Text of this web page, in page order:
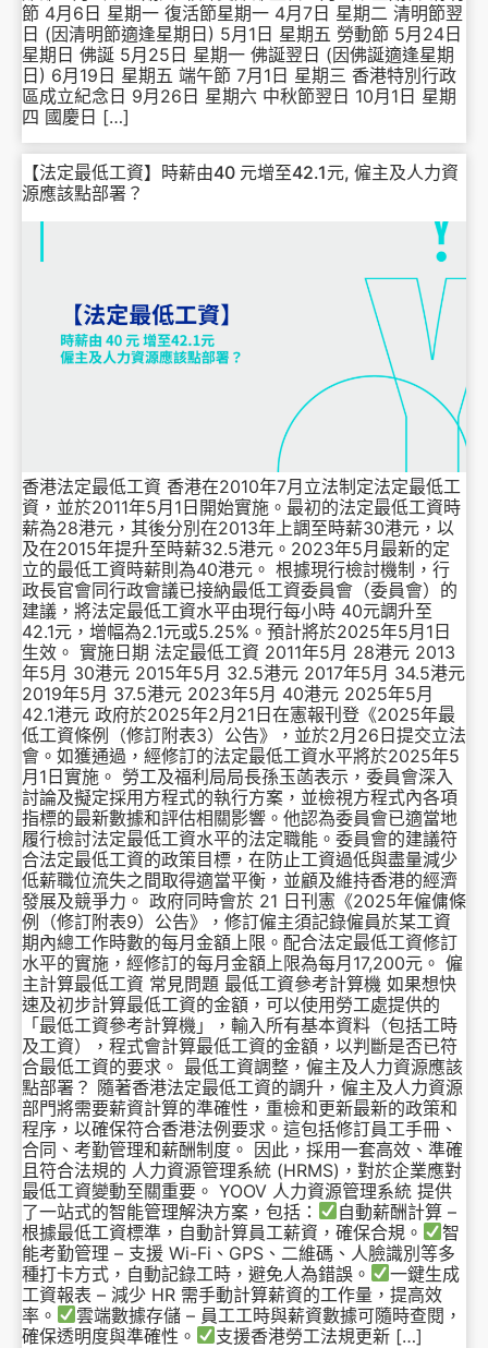
節 4月6日 星期一 復活節星期一 4月7日 星期二 清明節翌
日 (因清明節適逢星期日) 5月1日 星期五 勞動節 5月24日
星期日 佛誕 5月25日 星期一 佛誕翌日 (因佛誕適逢星期
日) 6月19日 星期五 端午節 7月1日 星期三 香港特別行政
區成立紀念日 9月26日 星期六 中秋節翌日 10月1日 星期
四 國慶日 […]
【法定最低工資】時薪由40 元增至42.1元, 僱主及人力資
源應該點部署？
香港法定最低工資 香港在2010年7月立法制定法定最低工
資，並於2011年5月1日開始實施。最初的法定最低工資時
薪為28港元，其後分別在2013年上調至時薪30港元，以
及在2015年提升至時薪32.5港元。2023年5月最新的定
立的最低工資時薪則為40港元。 根據現行檢討機制，行
政長官會同行政會議已接納最低工資委員會（委員會）的
建議，將法定最低工資水平由現行每小時 40元調升至
42.1元，增幅為2.1元或5.25%。預計將於2025年5月1日
生效。 實施日期 法定最低工資 2011年5月 28港元 2013
年5月 30港元 2015年5月 32.5港元 2017年5月 34.5港元
2019年5月 37.5港元 2023年5月 40港元 2025年5月
42.1港元 政府於2025年2月21日在憲報刊登《2025年最
低工資條例（修訂附表3）公告》，並於2月26日提交立法
會。如獲通過，經修訂的法定最低工資水平將於2025年5
月1日實施。 勞工及福利局局長孫玉菡表示，委員會深入
討論及擬定採用方程式的執行方案，並檢視方程式內各項
指標的最新數據和評估相關影響。他認為委員會已適當地
履行檢討法定最低工資水平的法定職能。委員會的建議符
合法定最低工資的政策目標，在防止工資過低與盡量減少
低薪職位流失之間取得適當平衡，並顧及維持香港的經濟
發展及競爭力。 政府同時會於 21 日刊憲《2025年僱傭條
例（修訂附表9）公告》，修訂僱主須記錄僱員於某工資
期內總工作時數的每月金額上限。配合法定最低工資修訂
水平的實施，經修訂的每月金額上限為每月17,200元。 僱
主計算最低工資 常見問題 最低工資參考計算機 如果想快
速及初步計算最低工資的金額，可以使用勞工處提供的
「最低工資參考計算機」，輸入所有基本資料（包括工時
及工資），程式會計算最低工資的金額，以判斷是否已符
合最低工資的要求。 最低工資調整，僱主及人力資源應該
點部署？ 隨著香港法定最低工資的調升，僱主及人力資源
部門將需要薪資計算的準確性，重檢和更新最新的政策和
程序，以確保符合香港法例要求。這包括修訂員工手冊、
合同、考勤管理和薪酬制度。 因此，採用一套高效、準確
且符合法規的 人力資源管理系統 (HRMS)，對於企業應對
最低工資變動至關重要。 YOOV 人力資源管理系統 提供
了一站式的智能管理解決方案，包括：
自動薪酬計算 –
根據最低工資標準，自動計算員工薪資，確保合規。
智
能考勤管理 – 支援 Wi-Fi、GPS、二維碼、人臉識別等多
種打卡方式，自動記錄工時，避免人為錯誤。
一鍵生成
工資報表 – 減少 HR 需手動計算薪資的工作量，提高效
率。
雲端數據存儲 – 員工工時與薪資數據可隨時查閱，
確保透明度與準確性。
支援香港勞工法規更新 […]